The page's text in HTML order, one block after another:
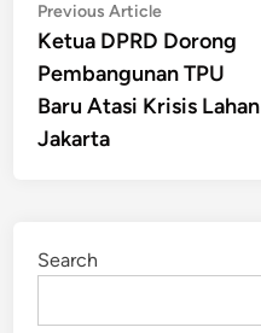
Post
navigation
Previous ArticlePrevious
article:
Ketua DPRD Dorong
Pembangunan TPU
Baru Atasi Krisis Lahan
Jakarta
Search